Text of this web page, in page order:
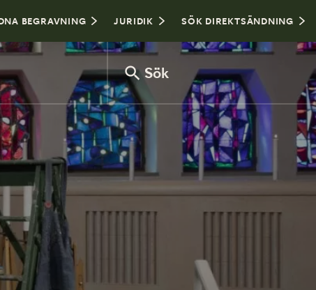
BEGRAVNING JURIDIK SÖK DIREKTSÄNDNING
Sök
Var sitter man i kyrkan?
Hålla tal vid begravning